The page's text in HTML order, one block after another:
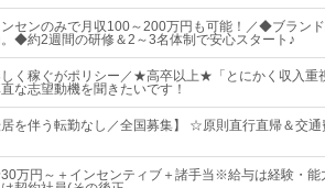
センのみで月収100～200万円も可能！／◆ブラン
◆約2週間の研修＆2～3名体制で安心スタート♪
く稼ぐがポリシー／★高卒以上★「とにかく収入重
な志望動機を聞きたいです！
居を伴う転勤なし／全国募集】 ☆原則直行直帰＆交
30万円～＋インセンティブ＋諸手当※給与は経験・